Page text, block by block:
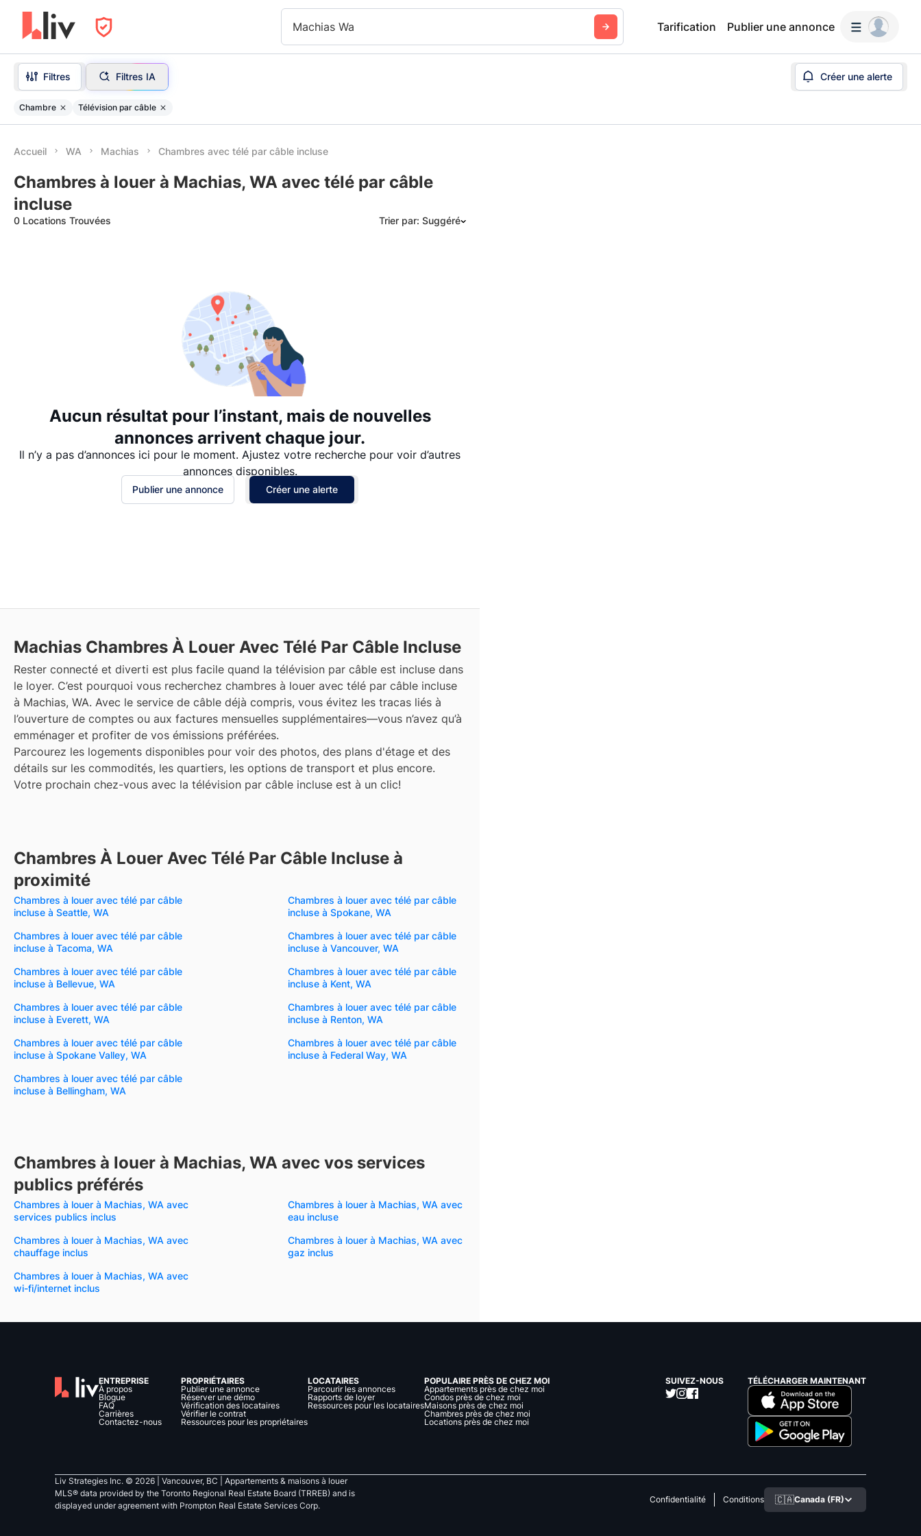
Machias Wa Tarification Publier une annonce
Filtres Filtres IA Créer une alerte
Chambre Télévision par câble
Accueil WA Machias Chambres avec télé par câble incluse
Chambres à louer à Machias, WA avec télé par câble
incluse
0 Locations Trouvées Trier par: Suggéré
Aucun résultat pour l’instant, mais de nouvelles
annonces arrivent chaque jour.
Il n’y a pas d’annonces ici pour le moment. Ajustez votre recherche pour voir d’autres
annonces disponibles.
Publier une annonce Créer une alerte
Machias Chambres À Louer Avec Télé Par Câble Incluse
Rester connecté et diverti est plus facile quand la télévision par câble est incluse dans
le loyer. C’est pourquoi vous recherchez chambres à louer avec télé par câble incluse
à Machias, WA. Avec le service de câble déjà compris, vous évitez les tracas liés à
l’ouverture de comptes ou aux factures mensuelles supplémentaires—vous n’avez qu’à
emménager et profiter de vos émissions préférées.
Parcourez les logements disponibles pour voir des photos, des plans d'étage et des
détails sur les commodités, les quartiers, les options de transport et plus encore.
Votre prochain chez-vous avec la télévision par câble incluse est à un clic!
Chambres À Louer Avec Télé Par Câble Incluse à
proximité
Chambres à louer avec télé par câble
incluse à Seattle, WA
Chambres à louer avec télé par câble
incluse à Spokane, WA
Chambres à louer avec télé par câble
incluse à Tacoma, WA
Chambres à louer avec télé par câble
incluse à Vancouver, WA
Chambres à louer avec télé par câble
incluse à Bellevue, WA
Chambres à louer avec télé par câble
incluse à Kent, WA
Chambres à louer avec télé par câble
incluse à Everett, WA
Chambres à louer avec télé par câble
incluse à Renton, WA
Chambres à louer avec télé par câble
incluse à Spokane Valley, WA
Chambres à louer avec télé par câble
incluse à Federal Way, WA
Chambres à louer avec télé par câble
incluse à Bellingham, WA
Chambres à louer à Machias, WA avec vos services
publics préférés
Chambres à louer à Machias, WA avec
services publics inclus
Chambres à louer à Machias, WA avec
eau incluse
Chambres à louer à Machias, WA avec
chauffage inclus
Chambres à louer à Machias, WA avec
gaz inclus
Chambres à louer à Machias, WA avec
wi-fi/internet inclus
ENTREPRISE
À propos
Blogue
FAQ
Carrières
Contactez-nous
PROPRIÉTAIRES
Publier une annonce
Réserver une démo
Vérification des locataires
Vérifier le contrat
Ressources pour les propriétaires
LOCATAIRES
Parcourir les annonces
Rapports de loyer
Ressources pour les locataires
POPULAIRE PRÈS DE CHEZ MOI
Appartements près de chez moi
Condos près de chez moi
Maisons près de chez moi
Chambres près de chez moi
Locations près de chez moi
SUIVEZ-NOUS TÉLÉCHARGER MAINTENANT
Liv Strategies Inc. © 2026 | Vancouver, BC |
Appartements & maisons à louer
MLS® data provided by the Toronto Regional Real Estate Board (TRREB) and is
displayed under agreement with Prompton Real Estate Services Corp.
Confidentialité Conditions 🇨🇦Canada (FR)